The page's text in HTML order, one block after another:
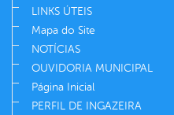
LINKS ÚTEIS
Mapa do Site
NOTÍCIAS
OUVIDORIA MUNICIPAL
Página Inicial
PERFIL DE INGAZEIRA